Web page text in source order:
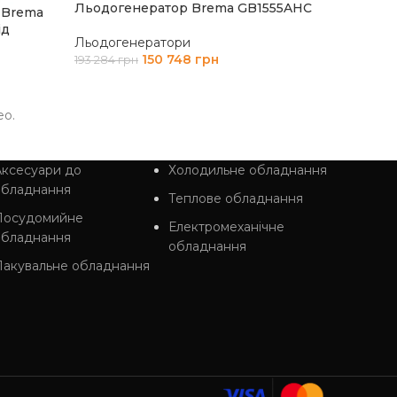
Льодогенератор Brema GB1555AHC
Льодогенератори
193 284грн 150 748 грн
до
обладнання
Холодильне обладнання
Теплове обладнання
Електромеханічне
обладнання